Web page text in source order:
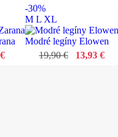
-30%
M L XL
Modré legíny Elowen
19,90 €
13,93 €